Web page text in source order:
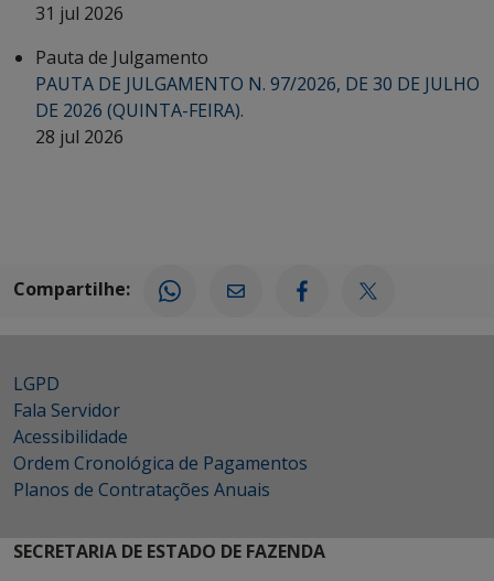
31 jul 2026
Pauta de Julgamento
PAUTA DE JULGAMENTO N. 97/2026, DE 30 DE JULHO
DE 2026 (QUINTA-FEIRA).
28 jul 2026
Compartilhe:
LGPD
Fala Servidor
Acessibilidade
Ordem Cronológica de Pagamentos
Planos de Contratações Anuais
SECRETARIA DE ESTADO DE FAZENDA